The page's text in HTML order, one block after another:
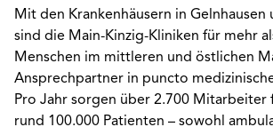
Mit den Krankenhäusern in Gelnhausen
sind die Main-Kinzig-Kliniken für mehr
Menschen im mittleren und östlichen
Ansprechpartner in puncto
Pro Jahr sorgen über 2.700 Mitarbeiter
rund 100.000 Patienten – sowohl